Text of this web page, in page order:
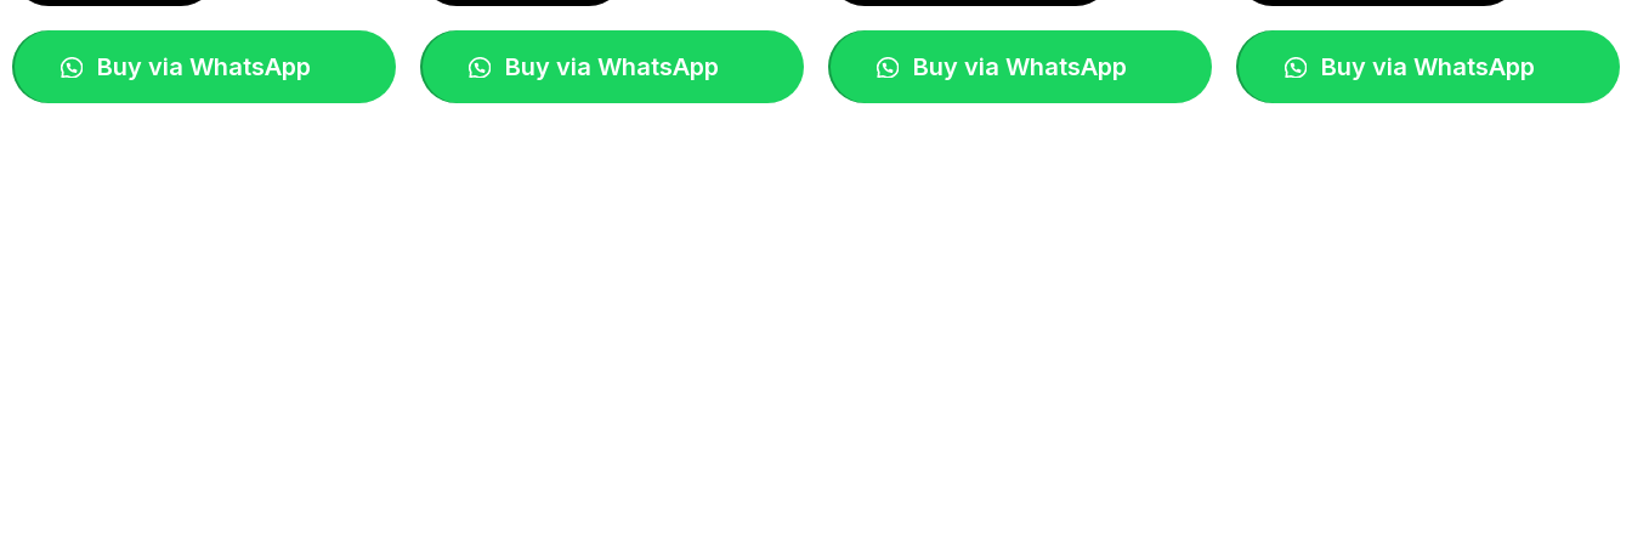
Buy via WhatsApp Buy via WhatsApp Buy via WhatsApp Buy via WhatsApp